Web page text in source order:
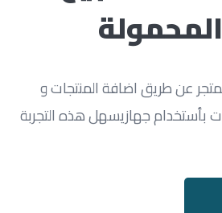
عن طريق اضافة المنتجات و
بأستخدام جهازيسهل هذه التجربة